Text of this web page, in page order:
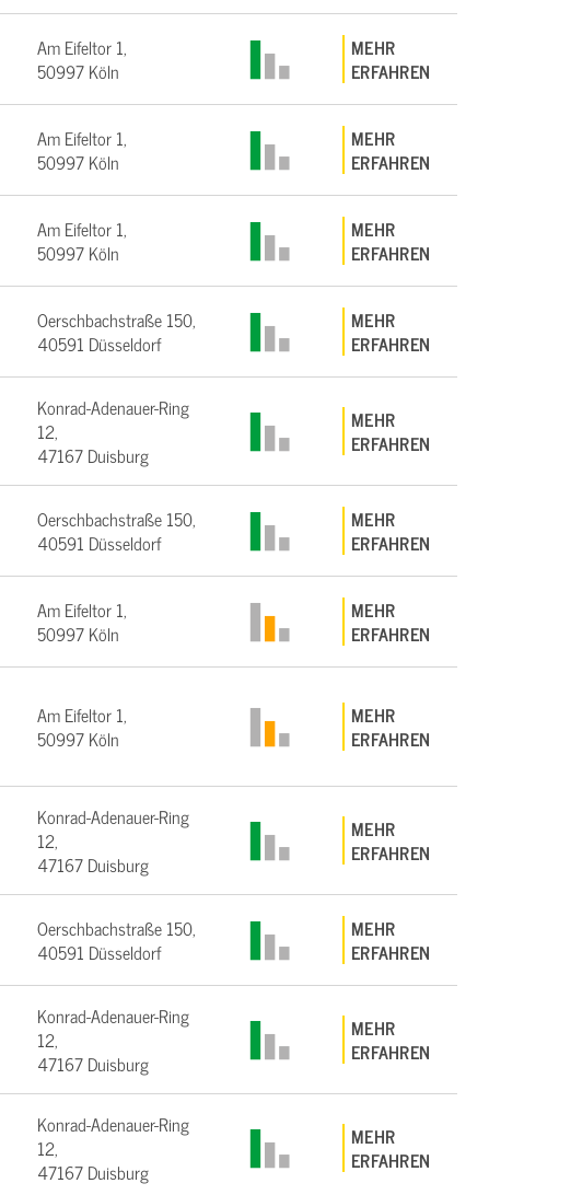
Am Eifeltor 1,
50997 Köln
MEHR
ERFAHREN
Am Eifeltor 1,
50997 Köln
MEHR
ERFAHREN
Am Eifeltor 1,
50997 Köln
MEHR
ERFAHREN
Oerschbachstraße 150,
40591 Düsseldorf
MEHR
ERFAHREN
Konrad-Adenauer-Ring
12,
47167 Duisburg
MEHR
ERFAHREN
Oerschbachstraße 150,
40591 Düsseldorf
MEHR
ERFAHREN
Am Eifeltor 1,
50997 Köln
MEHR
ERFAHREN
Am Eifeltor 1,
50997 Köln
MEHR
ERFAHREN
Konrad-Adenauer-Ring
12,
47167 Duisburg
MEHR
ERFAHREN
Oerschbachstraße 150,
40591 Düsseldorf
MEHR
ERFAHREN
Konrad-Adenauer-Ring
12,
47167 Duisburg
MEHR
ERFAHREN
Konrad-Adenauer-Ring
12,
47167 Duisburg
MEHR
ERFAHREN